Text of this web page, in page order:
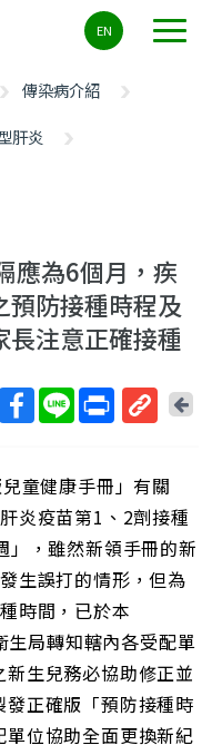
EN
傳染病介紹
肝炎
應為6個月，疾
預防接種時程及
注意正確接種
短
網
址
回
童健康手冊」有關
炎疫苗第1、2劑接種
」，雖然新領手冊的新
生誤打的情形，但為
時間，已於本
生局轉知轄內各受配單
生兒務必協助修正並
正確版「預防接種時
位協助全面更換新紀